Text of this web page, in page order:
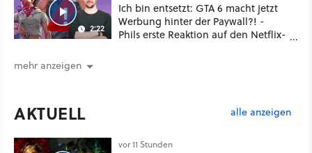
2:22
Ich bin entsetzt: GTA 6 macht jetzt
Werbung hinter der Paywall?! -
Phils erste Reaktion auf den Netflix-
mehr anzeigen
AKTUELL alle anzeigen
vor 11 Stunden